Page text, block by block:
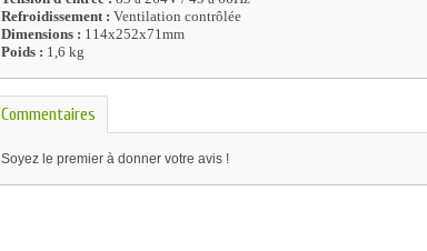
Refroidissement : Ventilation contrôlée
Dimensions : 114x252x71mm
Poids : 1,6 kg
Commentaires
Soyez le premier à donner votre avis !